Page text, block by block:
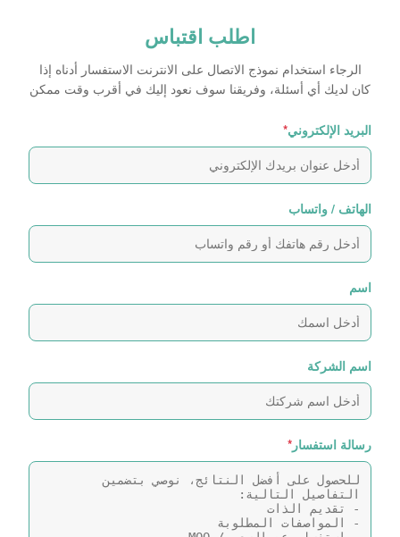
اطلب اقتباس
الرجاء استخدام نموذج الاتصال على الانترنت الاستفسار أدناه إذا
كان لديك أي أسئلة، وفريقنا سوف نعود إليك في أقرب وقت ممكن
البريد الإلكتروني*
الهاتف / واتساب
اسم
اسم الشركة
رسالة استفسار *